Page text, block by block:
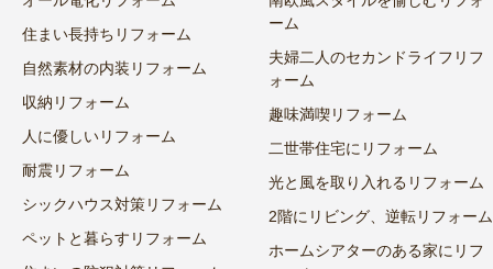
住まい長持ちリフォーム
自然素材の内装リフォーム
収納リフォーム
人に優しいリフォーム
耐震リフォーム
シックハウス対策リフォーム
ペットと暮らすリフォーム
ーム
夫婦二人のセカンドライフリフ
ォーム
趣味満喫リフォーム
二世帯住宅にリフォーム
光と風を取り入れるリフォーム
2階にリビング、逆転リフォーム
ホームシアターのある家にリフ